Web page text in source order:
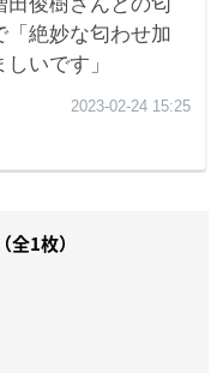
全1枚）